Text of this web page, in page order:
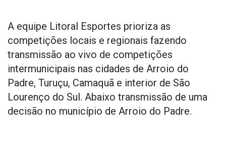
A equipe Litoral Esportes prioriza as
competições locais e regionais fazendo
transmissão ao vivo de competições
intermunicipais nas cidades de Arroio do
Padre, Turuçu, Camaquã e interior de São
Lourenço do Sul. Abaixo transmissão de uma
decisão no município de Arroio do Padre.